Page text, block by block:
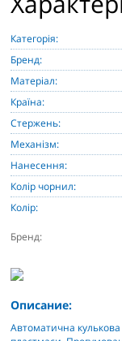
Категорія:
Бренд:
Матеріал:
Країна:
Стержень:
Механізм:
Нанесення:
Колір чорнил:
Колір:
Бренд:
Описание:
Автоматична